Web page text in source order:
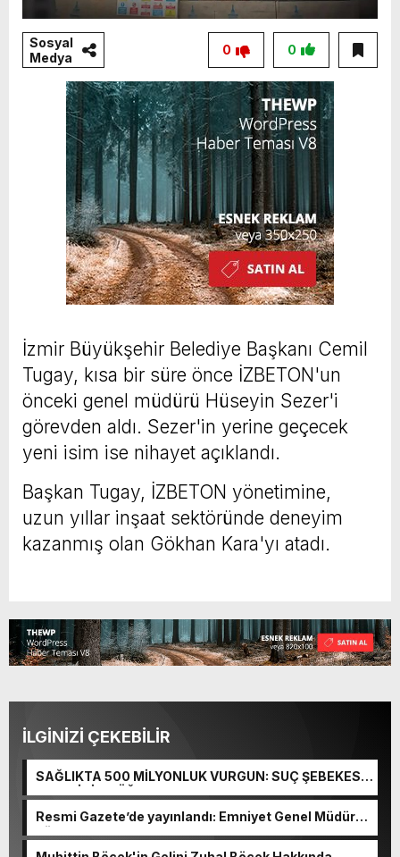
Sosyal
Medya
0
0
İzmir Büyükşehir Belediye Başkanı Cemil
Tugay, kısa bir süre önce İZBETON'un
önceki genel müdürü Hüseyin Sezer'i
görevden aldı. Sezer'in yerine geçecek
yeni isim ise nihayet açıklandı.
Başkan Tugay, İZBETON yönetimine,
uzun yıllar inşaat sektöründe deneyim
kazanmış olan Gökhan Kara'yı atadı.
İLGİNİZİ ÇEKEBİLİR
SAĞLIKTA 500 MİLYONLUK VURGUN: SUÇ ŞEBEKESİ
KAÇIŞ İÇİN DÜĞMEYE BASTI!
Resmi Gazete’de yayınlandı: Emniyet Genel Müdürü
görevden alındı!